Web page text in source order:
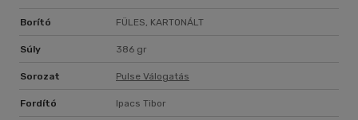
Borító FÜLES, KARTONÁLT
Súly 386 gr
Sorozat Pulse Válogatás
Fordító Ipacs Tibor